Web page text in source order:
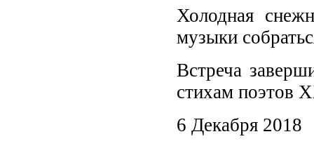
Холодная
музыки
Встреча
стихам поэтов
6 Декабря 2018